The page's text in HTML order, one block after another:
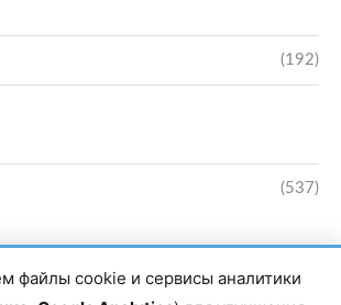
(192)
(537)
файлы cookie и сервисы аналитики